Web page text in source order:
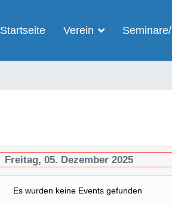
Startseite Verein
Freitag, 05. Dezember 2025
Es wurden keine Events gefunden